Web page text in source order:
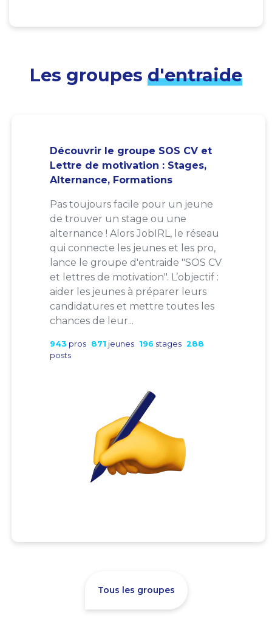
Les groupes d'entraide
Découvrir le groupe SOS CV et
Lettre de motivation : Stages,
Alternance, Formations
Pas toujours facile pour un jeune
de trouver un stage ou une
alternance ! Alors JobIRL, le réseau
qui connecte les jeunes et les pro,
lance le groupe d'entraide "SOS CV
et lettres de motivation". L’objectif :
aider les jeunes à préparer leurs
candidatures et mettre toutes les
chances de leur...
943 pros 871 jeunes 196 stages 288
posts
Tous les groupes